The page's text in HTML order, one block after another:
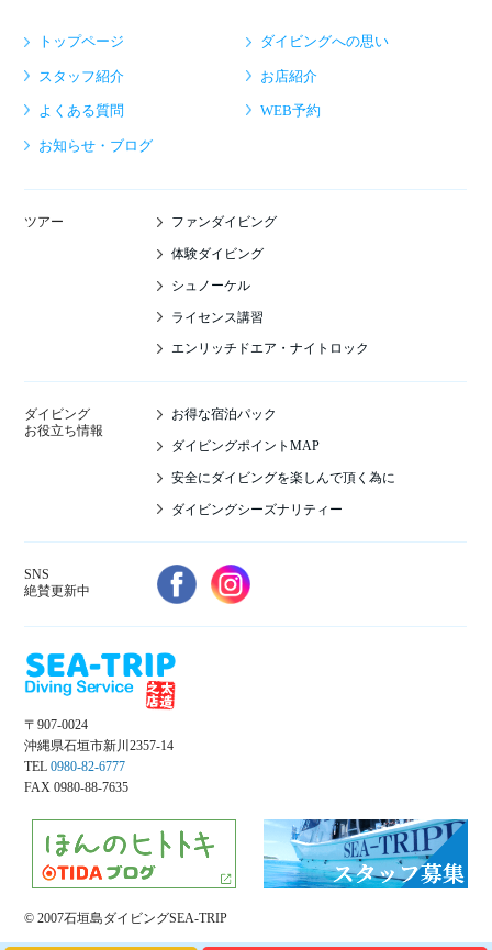
トップページ ダイビングへの思い
スタッフ紹介 お店紹介
よくある質問 WEB予約
お知らせ・ブログ
ツアー ファンダイビング
体験ダイビング
シュノーケル
ライセンス講習
エンリッチドエア・ナイトロック
ダイビング
お役立ち情報
お得な宿泊パック
ダイビングポイントMAP
安全にダイビングを楽しんで頂く為に
ダイビングシーズナリティー
SNS
絶賛更新中
〒907-0024
沖縄県石垣市新川2357-14
TEL 0980-82-6777
FAX 0980-88-7635
© 2007石垣島ダイビングSEA-TRIP